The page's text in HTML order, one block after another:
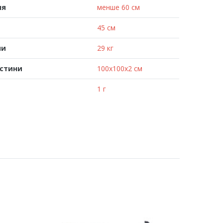
менше 60 см
45 см
29 кг
100x100x2 см
1 г